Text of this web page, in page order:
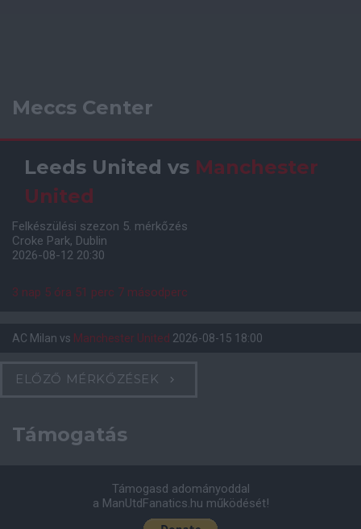
Meccs Center
Leeds United vs Manchester
United
Felkészülési szezon 5. mérkőzés
Croke Park, Dublin
2026-08-12 20:30
3 nap 5 óra 51 perc 6 másodperc
AC Milan vs Manchester United 2026-08-15 18:00
ELŐZŐ MÉRKŐZÉSEK
Támogatás
Támogasd adományoddal
a ManUtdFanatics.hu működését!